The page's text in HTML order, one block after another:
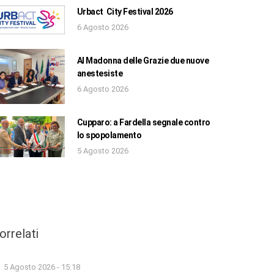
Urbact City Festival 2026
6 Agosto 2026
Al Madonna delle Grazie due nuove
anestesiste
6 Agosto 2026
Cupparo: a Fardella segnale contro
lo spopolamento
5 Agosto 2026
5 Agosto 2026 - 15:18